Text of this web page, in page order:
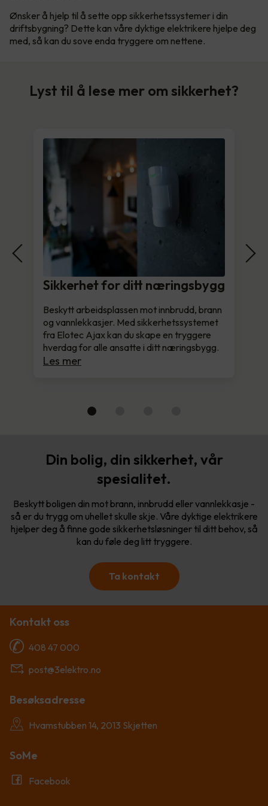
Ønsker å hjelp til å sette opp sikkerhetssystemer i din
driftsbygning? Dette kan våre dyktige elektrikere hjelpe deg
med, så kan du sove enda tryggere om nettene.
Lyst til å lese mer om sikkerhet?
Sikkerhet for ditt næringsbygg
Beskytt arbeidsplassen mot innbrudd, brann
og vannlekkasjer. Med sikkerhetssystemet
fra Elotec Ajax kan du skape en tryggere
hverdag for alle ansatte i ditt næringsbygg.
Les mer
Din bolig, din sikkerhet, vår
spesialitet.
Beskytt boligen din mot brann, innbrudd eller vannlekkasje -
så er du trygg om uhellet skulle skje. Våre dyktige elektrikere
hjelper deg å finne gode sikkerhetsløsninger til ditt behov, så
kan du føle deg litt tryggere.
Ta kontakt
Kontakt oss
408 47 000
post@3elektro.no
Besøksadresse
Hvamstubben 14, 2013 Skjetten
SoMe
Facebook